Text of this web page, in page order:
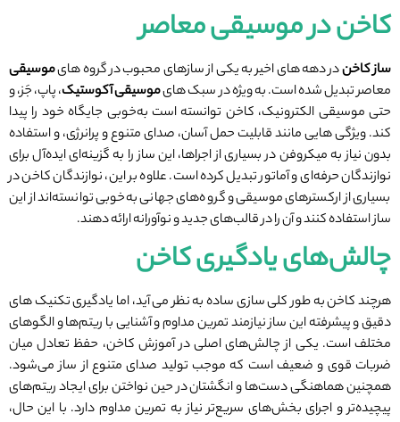
کاخن در موسیقی معاصر
ساز کاخندر دهه ‌های اخیر به یکی از سازهای محبوب در گروه‌ هایموسیقی
معاصر تبدیل شده است. به ‌ویژه در سبک ‌هایموسیقی آکوستیک، پاپ، جَز، و
حتی موسیقی الکترونیک، کاخن توانسته است به‌خوبی جایگاه خود را پیدا
کند. ویژگی ‌هایی مانند قابلیت حمل آسان، صدای متنوع و پرانرژی، و استفاده
بدون نیاز به میکروفن در بسیاری از اجراها، این ساز را به گزینه‌ای ایده‌آل برای
نوازندگان حرفه‌ای و آماتور تبدیل کرده است. علاوه بر این، نوازندگان کاخن در
بسیاری از ارکسترهای موسیقی و گروه‌های جهانی به‌خوبی توانسته‌اند از این
ساز استفاده کنند و آن را در قالب‌های جدید و نوآورانه ارائه دهند.
چالش‌های یادگیری کاخن
هرچند کاخن به ‌طور کلی سازی ساده به نظر می ‌آید، اما یادگیری تکنیک ‌های
دقیق و پیشرفته این ساز نیازمند تمرین مداوم و آشنایی با ریتم‌ها و الگوهای
مختلف است. یکی از چالش‌های اصلی در آموزش کاخن، حفظ تعادل میان
ضربات قوی و ضعیف است که موجب تولید صدای متنوع از ساز می‌شود.
همچنین هماهنگی دست‌ها و انگشتان در حین نواختن برای ایجاد ریتم‌های
پیچیده‌تر و اجرای بخش‌های سریع‌تر نیاز به تمرین مداوم دارد. با این حال،